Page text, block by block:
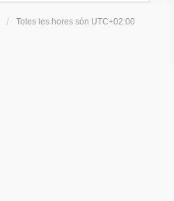
Totes les hores són UTC+02:00